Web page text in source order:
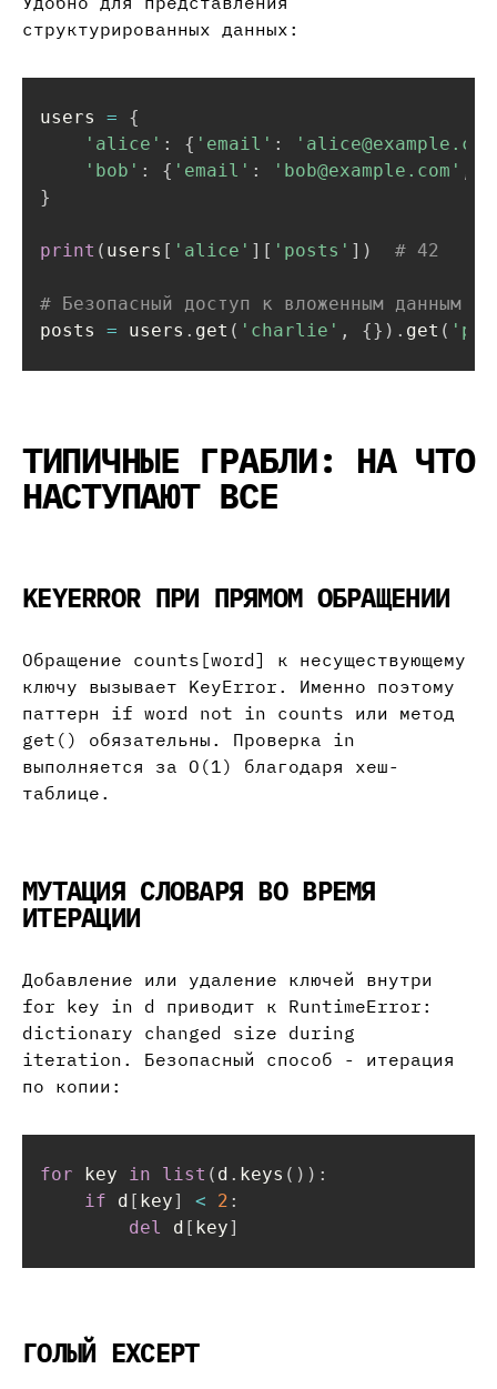
структурированных данных:
users =
{
'alice' : { 'email' :
'bob' : { 'email' : 'bob@example.com'
}
print ( users [ 'alice' ] [ 'posts' ] ) # 42
# Безопасный доступ к вложенным данным
posts = users . get ( 'charlie' , {} ) . get (
ТИПИЧНЫЕ ГРАБЛИ: НА ЧТО
НАСТУПАЮТ ВСЕ
KEYERROR ПРИ ПРЯМОМ ОБРАЩЕНИИ
Обращение counts[word] к несуществующему
ключу вызывает KeyError. Именно поэтому
паттерн if word not in counts или метод
get() обязательны. Проверка in
выполняется за O(1) благодаря хеш-
таблице.
МУТАЦИЯ СЛОВАРЯ ВО ВРЕМЯ
ИТЕРАЦИИ
Добавление или удаление ключей внутри
for key in d приводит к RuntimeError:
dictionary changed size during
iteration. Безопасный способ - итерация
по копии:
for key in list ( d . keys ( ) ) :
if d [ key] < 2 :
del
d [ key]
ГОЛЫЙ EXCEPT